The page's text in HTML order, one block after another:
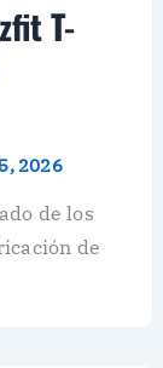
T-
2026
de los
de